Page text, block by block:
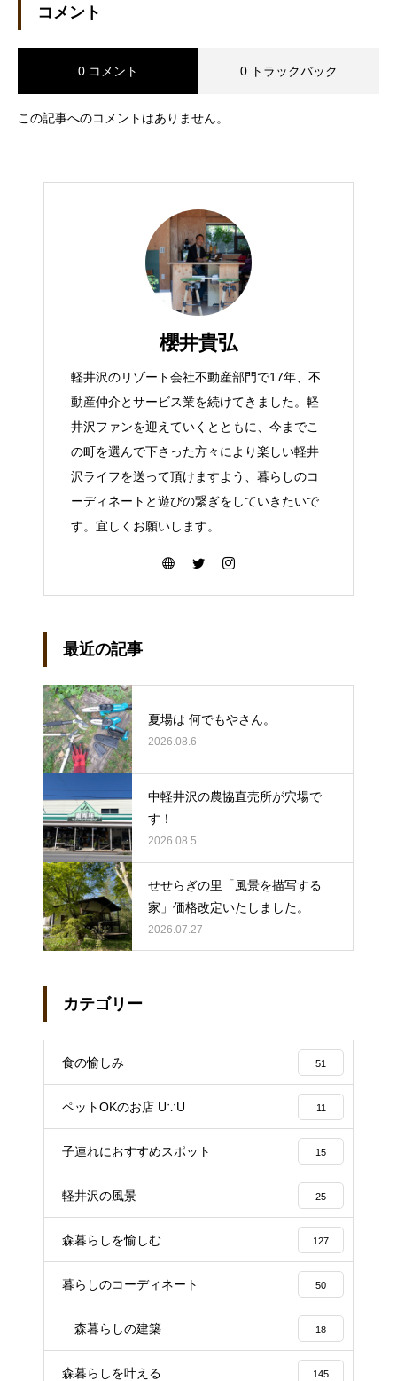
コメント
0 コメント 0 トラックバック
この記事へのコメントはありません。
櫻井貴弘
軽井沢のリゾート会社不動産部門で17年、不
動産仲介とサービス業を続けてきました。軽
井沢ファンを迎えていくとともに、今までこ
の町を選んで下さった方々により楽しい軽井
沢ライフを送って頂けますよう、暮らしのコ
ーディネートと遊びの繋ぎをしていきたいで
す。宜しくお願いします。
最近の記事
夏場は 何でもやさん。
2026.08.6
中軽井沢の農協直売所が穴場で
す！
2026.08.5
せせらぎの里「風景を描写する
家」価格改定いたしました。
2026.07.27
カテゴリー
食の愉しみ 51
ペットOKのお店 U∵U 11
子連れにおすすめスポット 15
軽井沢の風景 25
森暮らしを愉しむ 127
暮らしのコーディネート 50
森暮らしの建築 18
森暮らしを叶える 145